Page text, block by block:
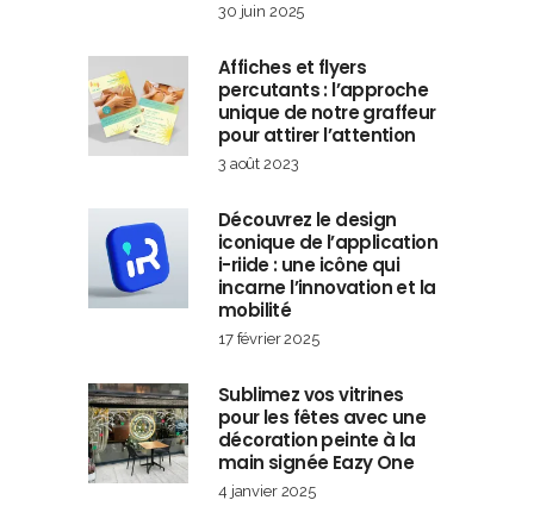
30 juin 2025
Affiches et flyers
percutants : l’approche
unique de notre graffeur
pour attirer l’attention
3 août 2023
Découvrez le design
iconique de l’application
i-riide : une icône qui
incarne l’innovation et la
mobilité
17 février 2025
Sublimez vos vitrines
pour les fêtes avec une
décoration peinte à la
main signée Eazy One
4 janvier 2025